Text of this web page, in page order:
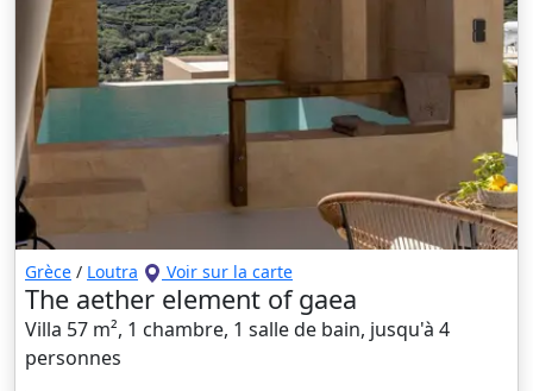
Grèce / Loutra Voir sur la carte
The aether element of gaea
Villa 57 m², 1 chambre, 1 salle de bain, jusqu'à 4
personnes